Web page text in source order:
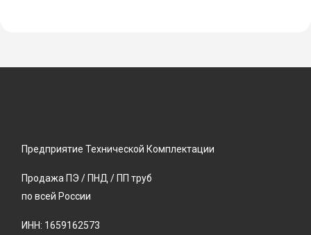
Предприятие Технической Комплектации
Продажа ПЭ / ПНД / ПП труб
по всей России
ИНН: 1659162573